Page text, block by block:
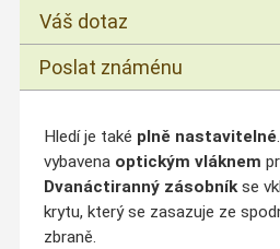
Váš dotaz
Poslat známénu
Hledí je také plně nastavitelné
vybavena optickým vláknem
Dvanáctiranný zásobníkse
krytu, který se zasazuje ze
zbraně.